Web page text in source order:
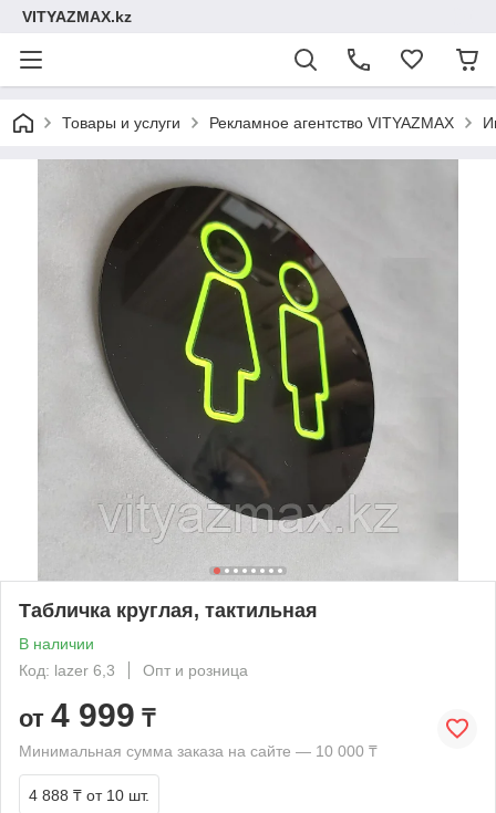
VITYAZMAX.kz
Товары и услуги Рекламное агентство VITYAZMAX
Табличка круглая, тактильная
В наличии
Код: lazer 6,3
Опт и розница
от 4 999 ₸
Минимальная сумма заказа на сайте — 10 000 ₸
4 888 ₸ от 10 шт.